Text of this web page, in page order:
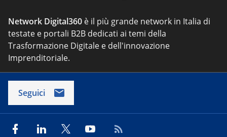
Network Digital360 è il più grande network in Italia di
testate e portali B2B dedicati ai temi della
Trasformazione Digitale e dell'innovazione
Imprenditoriale.
Seguici